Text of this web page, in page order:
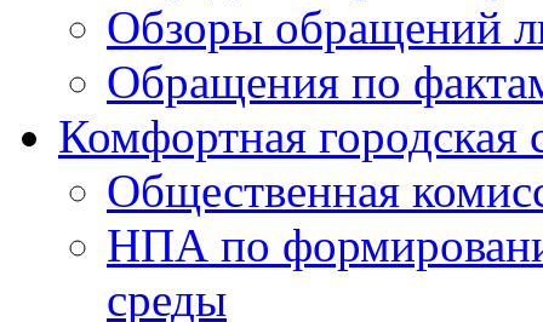
Обзоры обращений
Обращения по
Комфортная городская
Общественная
НПА по
среды